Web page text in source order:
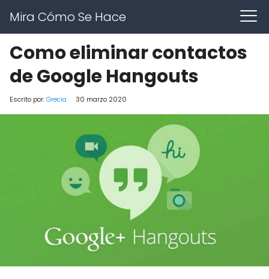
Mira Cómo Se Hace
Como eliminar contactos
de Google Hangouts
Escrito por:Grecia 30 marzo 2020